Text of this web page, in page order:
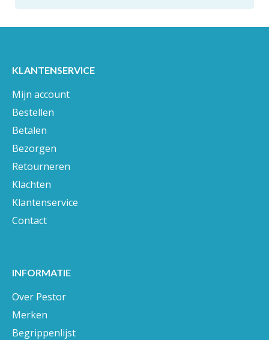
KLANTENSERVICE
Mijn account
Bestellen
Betalen
Bezorgen
Retourneren
Klachten
Klantenservice
Contact
INFORMATIE
Over Pestor
Merken
Begrippenlijst